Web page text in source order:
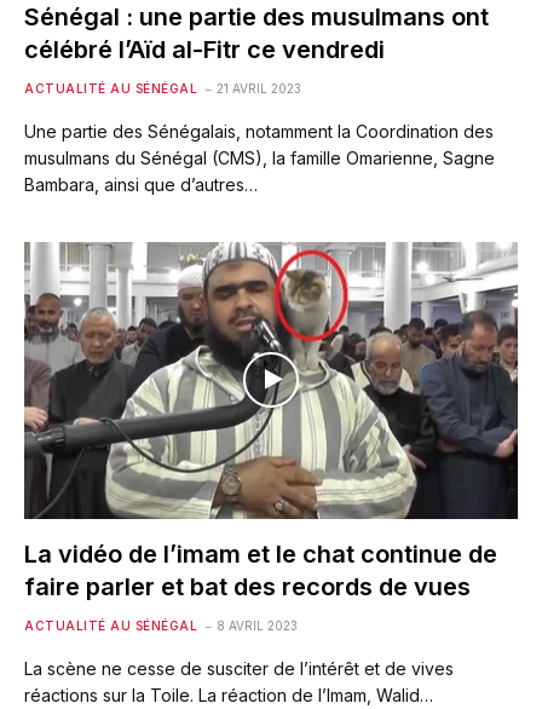
Sénégal : une partie des musulmans ont
célébré l’Aïd al-Fitr ce vendredi
ACTUALITÉ AU SÉNÉGAL 21 AVRIL 2023
Une partie des Sénégalais, notamment la Coordination des
musulmans du Sénégal (CMS), la famille Omarienne, Sagne
Bambara, ainsi que d’autres…
La vidéo de l’imam et le chat continue de
faire parler et bat des records de vues
ACTUALITÉ AU SÉNÉGAL 8 AVRIL 2023
La scène ne cesse de susciter de l’intérêt et de vives
réactions sur la Toile. La réaction de l’Imam, Walid…